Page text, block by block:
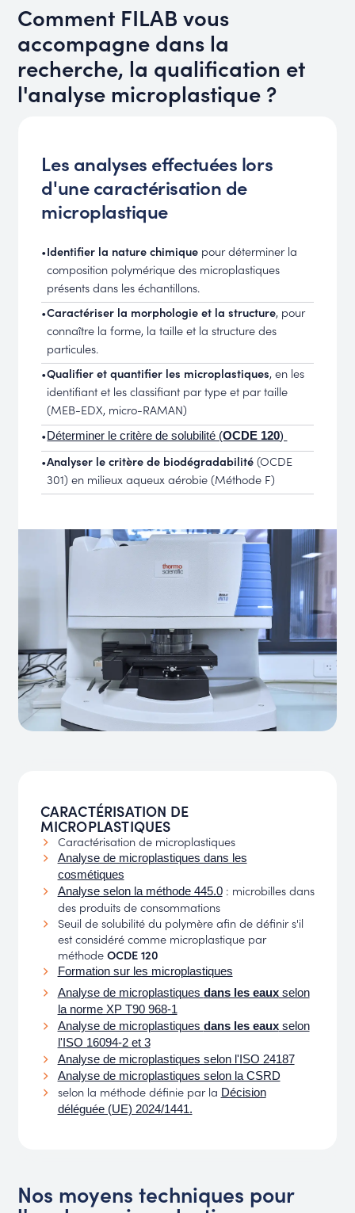
Comment FILAB vous
accompagne dans la
recherche, la qualification et
l'analyse microplastique ?
Les analyses effectuées lors
d'une caractérisation de
microplastique
•Identifier la nature chimique pour déterminer la
composition polymérique des microplastiques
présents dans les échantillons.
•Caractériser la morphologie et la structure, pour
connaître la forme, la taille et la structure des
particules.
•Qualifier et quantifier les microplastiques, en les
identifiant et les classifiant par type et par taille
(MEB-EDX, micro-RAMAN)
•Déterminer le critère de solubilité (OCDE 120)
•Analyser le critère de biodégradabilité(OCDE
301) en milieux aqueux aérobie (Méthode F)
CARACTÉRISATION DE
MICROPLASTIQUES
Caractérisation de microplastiques
Analyse de microplastiques dans les
cosmétiques
Analyse selon la méthode 445.0: microbilles dans
des produits de consommations
Seuil de solubilité du polymère afin de définir s'il
est considéré comme microplastique par
méthodeOCDE 120
Formation sur les microplastiques
Analyse de microplastiques dans les eauxselon
la norme XP T90 968-1
Analyse de microplastiques dans les eauxselon
l'ISO 16094-2 et 3
Analyse de microplastiques selon l'ISO 24187
Analyse de microplastiques selon la CSRD
selon la méthode définie par la Décision
déléguée (UE) 2024/1441.
Nos moyens techniques pour